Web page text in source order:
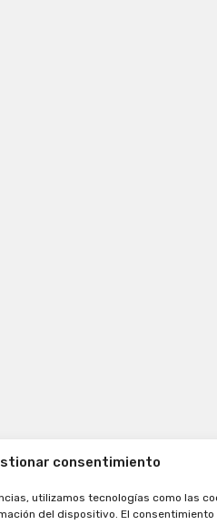
consentimiento
utilizamos tecnologías como las
del dispositivo. El